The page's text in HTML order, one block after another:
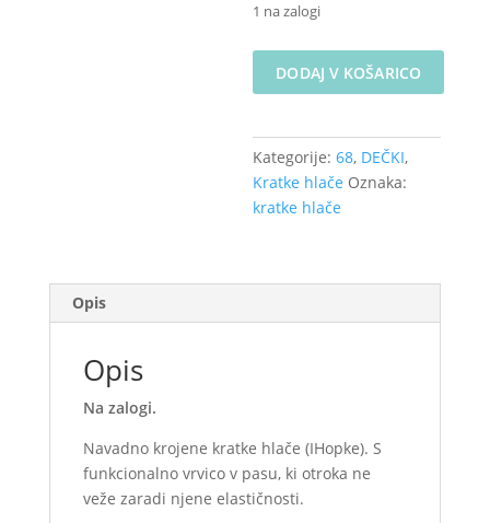
1 na zalogi
hlače
Morski
svet
na
petrol
(na
DODAJ V KOŠARICO
Kategorije:68, DEČKI,
Kratke hlače Oznaka:
kratke hlače
Opis
Opis
Na zalogi.
Navadno krojene kratke hlače (IHopke). S
funkcionalno vrvico v pasu, ki otroka ne
veže zaradi njene elastičnosti.